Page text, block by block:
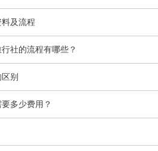
及流程
社的流程有哪些？
别
多少费用？